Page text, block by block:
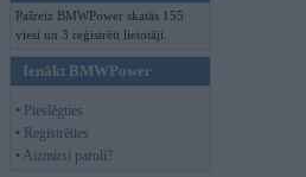
Pašreiz BMWPower skatās 155
viesi un 3 reģistrēti lietotāji.
Ienākt BMWPower
• Pieslēgties
• Reģistrēties
• Aizmirsi paroli?